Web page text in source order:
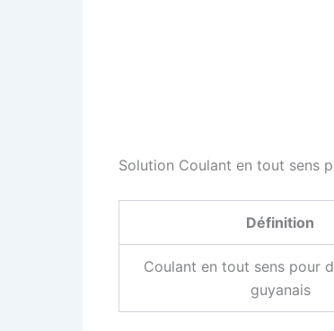
Solution Coulant en tout sens
Définition
Coulant en tout sens pour
guyanais